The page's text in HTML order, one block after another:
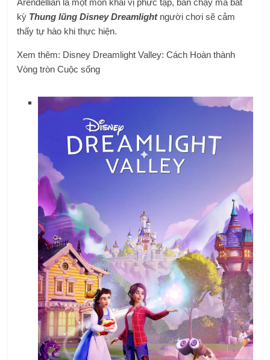
kỳ Thung lũng Disney Dreamlightngười chơi sẽ cảm
thấy tự hào khi thực hiện.
Xem thêm: Disney Dreamlight Valley: Cách Hoàn thành
Vòng tròn Cuộc sống